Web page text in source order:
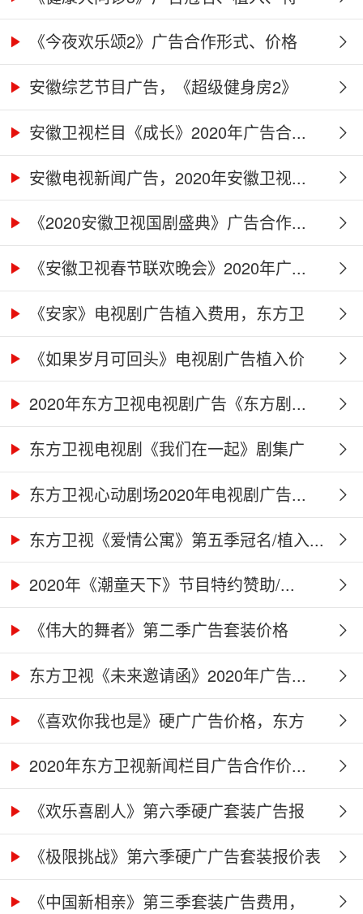
别...《今夜欢乐颂2》广告合作形式、价格
及...安徽综艺节目广告，《超级健身房2》
广...安徽卫视栏目《成长》2020年广告合...
安徽电视新闻广告，2020年安徽卫视...
《2020安徽卫视国剧盛典》广告合作...
《安徽卫视春节联欢晚会》2020年广...
《安家》电视剧广告植入费用，东方卫
视...《如果岁月可回头》电视剧广告植入价
格...2020年东方卫视电视剧广告《东方剧...
东方卫视电视剧《我们在一起》剧集广
告...东方卫视心动剧场2020年电视剧广告...
东方卫视《爱情公寓》第五季冠名/植入...
2020年《潮童天下》节目特约赞助/...
《伟大的舞者》第二季广告套装价格
（硬...
东方卫视《未来邀请函》2020年广告...
《喜欢你我也是》硬广广告价格，东方
卫...2020年东方卫视新闻栏目广告合作价...
《欢乐喜剧人》第六季硬广套装广告报
价...《极限挑战》第六季硬广广告套装报价表
《中国新相亲》第三季套装广告费用，